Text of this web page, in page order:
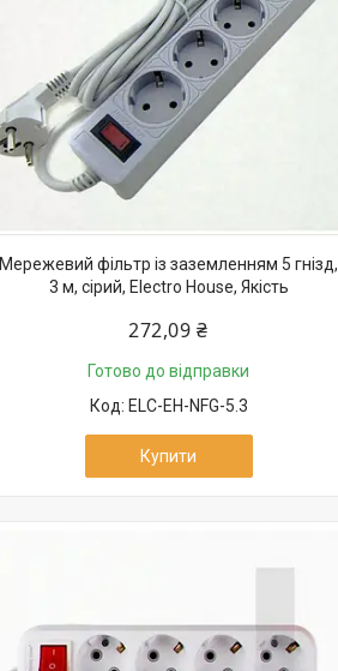
Мережевий фільтр із заземленням 5 гнізд,
3 м, сірий, Electro House, Якість
272,09 ₴
Готово до відправки
ELC-EH-NFG-5.3
Купити